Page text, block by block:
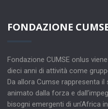
FONDAZIONE
Fondazione CUMSE onlus
dieci anni di attività come
Da allora Cumse rappresenta
animato dalla forza e
bisogni emergenti di un’Africa